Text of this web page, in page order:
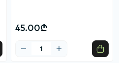
45.00₾